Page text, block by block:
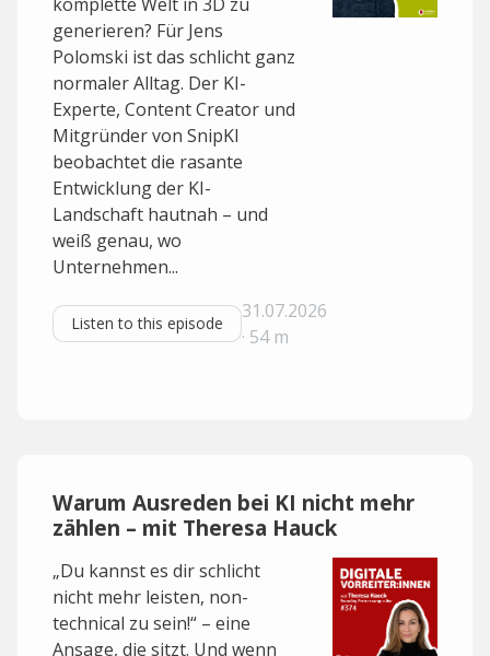
generieren? Für Jens
Polomski ist das schlicht ganz
normaler Alltag. Der KI-
Experte, Content Creator und
Mitgründer von SnipKI
beobachtet die rasante
Entwicklung der KI-
Landschaft hautnah – und
weiß genau, wo
Unternehmen...
Listen to this episode
31.07.2026
· 54 m
Warum Ausreden bei KI nicht mehr
zählen – mit Theresa Hauck
„Du kannst es dir schlicht
nicht mehr leisten, non-
technical zu sein!“ – eine
Ansage, die sitzt. Und wenn